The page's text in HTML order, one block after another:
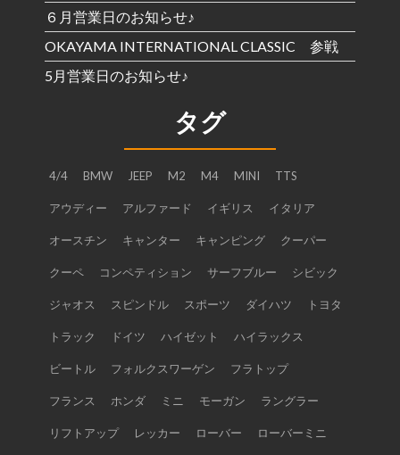
６月営業日のお知らせ♪
OKAYAMA INTERNATIONAL CLASSIC 参戦
5月営業日のお知らせ♪
タグ
4/4 BMW JEEP M2 M4 MINI TTS
アウディー アルファード イギリス イタリア
オースチン キャンター キャンピング クーパー
クーペ コンペティション サーフブルー シビック
ジャオス スピンドル スポーツ ダイハツ トヨタ
トラック ドイツ ハイゼット ハイラックス
ビートル フォルクスワーゲン フラトップ
フランス ホンダ ミニ モーガン ラングラー
リフトアップ レッカー ローバー ローバーミニ